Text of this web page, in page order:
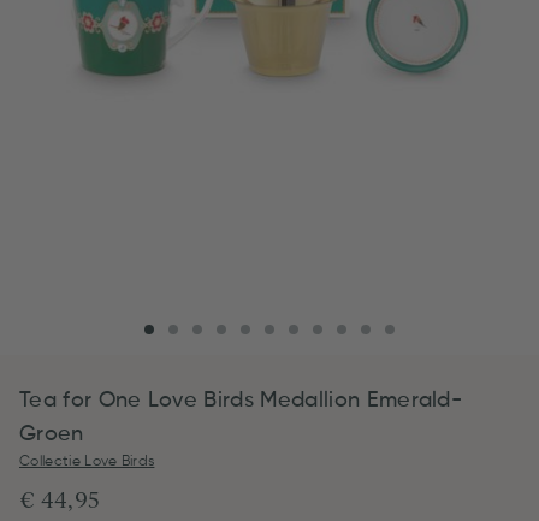
Tea for One Love Birds Medallion Emerald-
Groen
Collectie Love Birds
€ 44,95